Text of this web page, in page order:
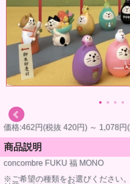
価格:462円(税抜 420円) ～ 1,078円
商品説明
concombre FUKU 福 MONO
※ご希望の種類をお選びください。